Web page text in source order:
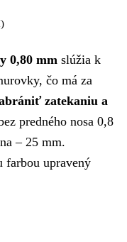
0,80 mm slúžia k
čo má za
zatekaniu a
predného nosa 0,8
– 25 mm.
farbou upravený